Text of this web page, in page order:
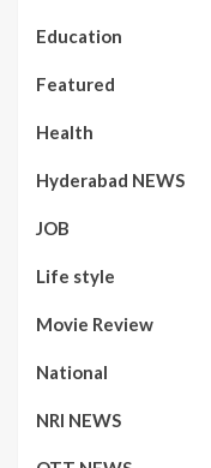
Education
Featured
Health
Hyderabad NEWS
JOB
Life style
Movie Review
National
NRI NEWS